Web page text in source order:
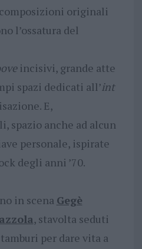
originali
l’ossatura del
incisivi, grande atte
spazi dedicati all’int
E,
spazio anche ad alcun
personale, ispirate
degli anni ’70.
in scena Gegè
, stavolta seduti
per dare vita a